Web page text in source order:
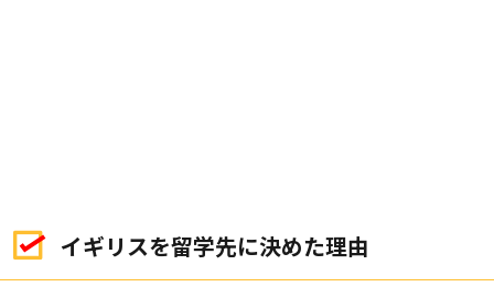
イギリスを留学先に決めた理由